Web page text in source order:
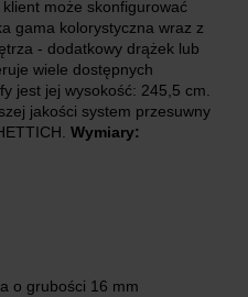
może skonfigurować
gama kolorystyczna wraz z
- dodatkowy drążek lub
wiele dostępnych
jest jej wysokość: 245,5 cm.
jakości system przesuwny
Wymiary:
o grubości 16 mm